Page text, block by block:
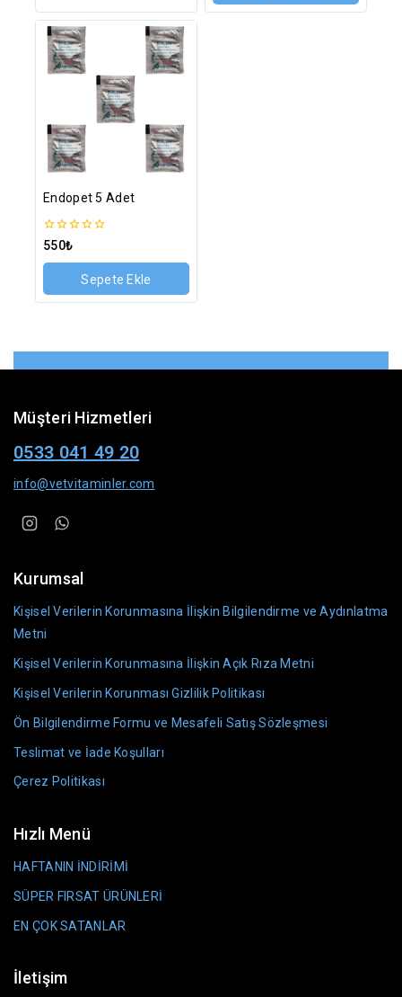
Endopet 5 Adet
0
üzerinden
550₺
Sepete Ekle
Müşteri Hizmetleri
0533 041 49 20
info@vetvitaminler.com
Kurumsal
Kişisel Verilerin Korunmasına İlişkin Bilgilendirme ve Aydınlatma
Metni
Kişisel Verilerin Korunmasına İlişkin Açık Rıza Metni
Kişisel Verilerin Korunması Gizlilik Politikası
Ön Bilgilendirme Formu ve Mesafeli Satış Sözleşmesi
Teslimat ve İade Koşulları
Çerez Politikası
Hızlı Menü
HAFTANIN İNDİRİMİ
SÜPER FIRSAT ÜRÜNLERİ
EN ÇOK SATANLAR
İletişim